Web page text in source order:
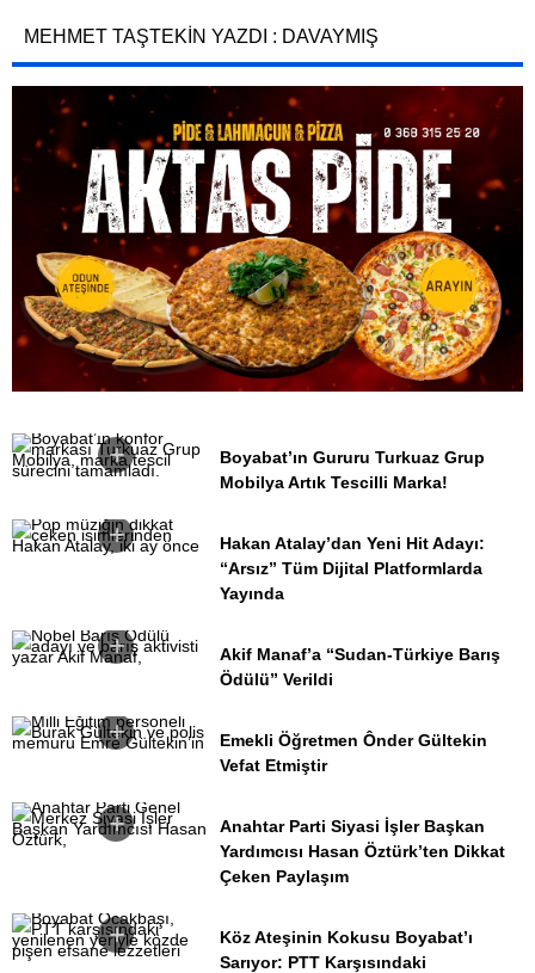
MEHMET TAŞTEKİN YAZDI : DAVAYMIŞ
Boyabat’ın Gururu Turkuaz Grup
Mobilya Artık Tescilli Marka!
Hakan Atalay’dan Yeni Hit Adayı:
“Arsız” Tüm Dijital Platformlarda
Yayında
Akif Manaf’a “Sudan-Türkiye Barış
Ödülü” Verildi
Emekli Öğretmen Ônder Gültekin
Vefat Etmiştir
Anahtar Parti Siyasi İşler Başkan
Yardımcısı Hasan Öztürk’ten Dikkat
Çeken Paylaşım
Köz Ateşinin Kokusu Boyabat’ı
Sarıyor: PTT Karşısındaki